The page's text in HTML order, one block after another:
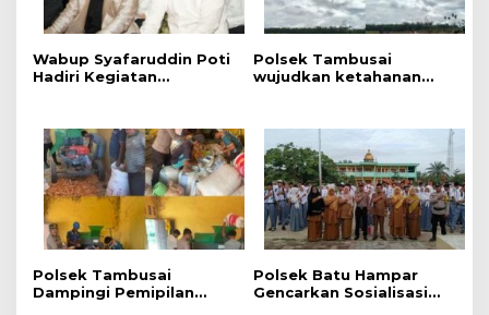
Wabup Syafaruddin Poti
Hadiri Kegiatan
Polsek Tambusai
wujudkan ketahanan
rangka Penanaman
Jagung Kuartal II di Desa
Batas, Kec. Tambusai
Polsek Tambusai
Dampingi Pemipilan
Polsek Batu Hampar
Gencarkan Sosialisasi